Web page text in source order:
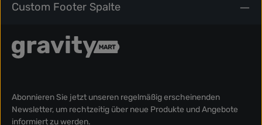
Custom Footer Spalte
Abonnieren Sie jetzt unseren regelmäßig erscheinenden
Newsletter, um rechtzeitig über neue Produkte und Angebote
informiert zu werden.